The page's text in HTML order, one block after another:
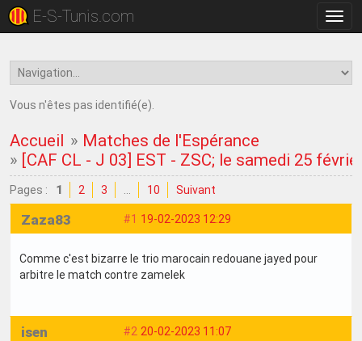
la
E-S-Tunis.com
Vous n'êtes pas identifié(e).
Accueil » Matches de l'Espérance
» [CAF CL - J 03] EST - ZSC; le samedi 25
Pages : 1 2 3 10 Suivant
#1 19-02-2023 12:29
Zaza83
Comme c'est bizarre le trio marocain redouane jayed pour
arbitre le match contre zamelek
#2 20-02-2023 11:07
isen